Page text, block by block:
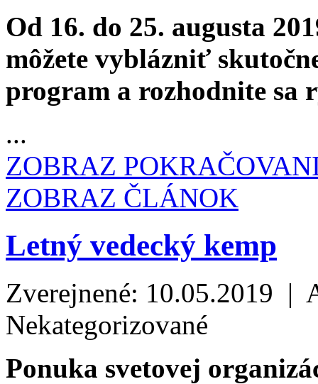
Od 16. do 25. augusta
môžete vyblázniť
program a rozhodnite sa
...
ZOBRAZ
ZOBRAZ ČLÁNOK
Letný vedecký kemp
Zverejnené: 10.05.2019 |
Nekategorizované
Ponuka svetovej